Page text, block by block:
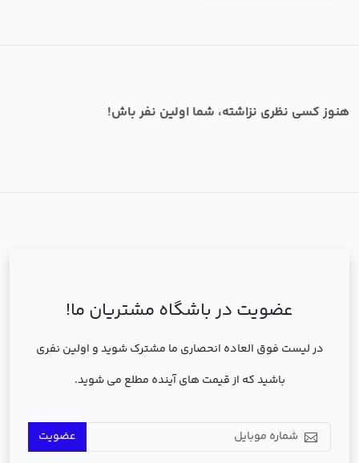
هنوز کسی نظری نزاشته، شما اولین نفر باش!
عضویت در باشگاه مشتریان ما!
در لیست فوق العاده انحصاری ما مشترک شوید و اولین نفری
باشید که از قیمت های آینده مطلع می شوید.
عضویت